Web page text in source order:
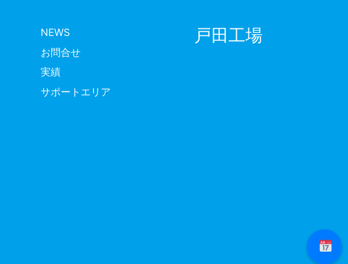
NEWS
お問合せ
実績
サポートエリア
戸田工場